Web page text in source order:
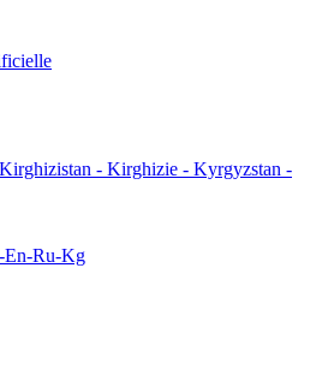
- Kirghizie - Kyrgyzstan -
En-Ru-Kg